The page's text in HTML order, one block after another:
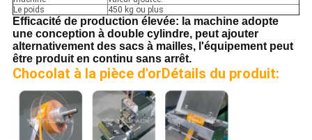
Le poids
450 kg ou plus
Efficacité de production élevée: la machine adopte
une conception à double cylindre, peut ajouter
alternativement des sacs à mailles, l'équipement peut
être produit en continu sans arrêt.
Chocolat à la pièce d'orDétails du produit: